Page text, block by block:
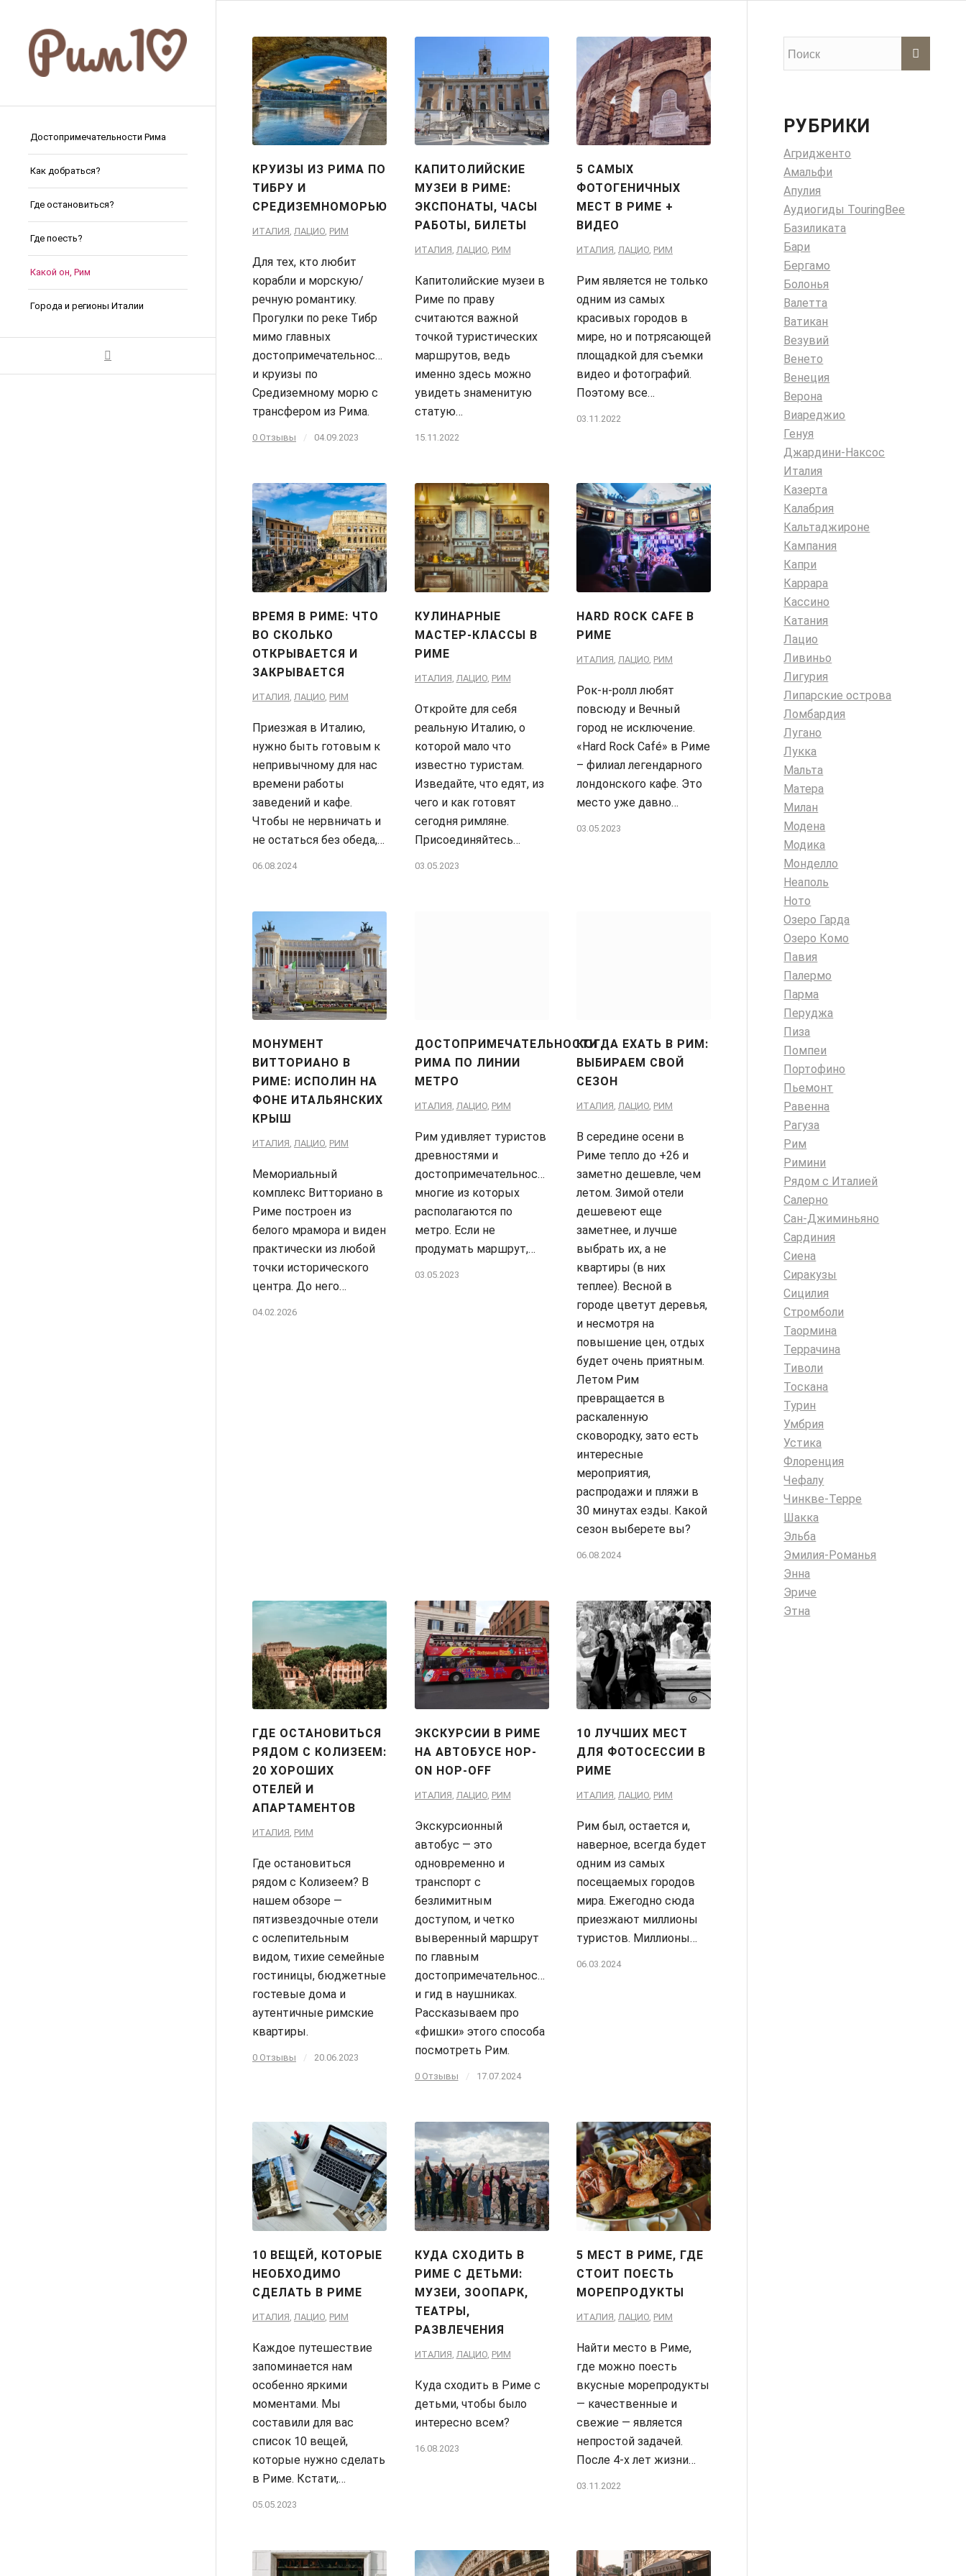
Достопримечательности Рима
Как добраться?
Где остановиться?
Где поесть?
Какой он, Рим
Города и регионы Италии
КРУИЗЫ ИЗ РИМА ПО
ТИБРУ И
СРЕДИЗЕМНОМОРЬЮ
ИТАЛИЯ, ЛАЦИО, РИМ
Для тех, кто любит
корабли и морскую/
речную романтику.
Прогулки по реке Тибр
мимо главных
достопримечательностей
и круизы по
Средиземному морю с
трансфером из Рима.
0 Отзывы / 04.09.2023
КАПИТОЛИЙСКИЕ
МУЗЕИ В РИМЕ:
ЭКСПОНАТЫ, ЧАСЫ
РАБОТЫ, БИЛЕТЫ
ИТАЛИЯ, ЛАЦИО, РИМ
Капитолийские музеи в
Риме по праву
считаются важной
точкой туристических
маршрутов, ведь
именно здесь можно
увидеть знаменитую
статую…
15.11.2022
5 САМЫХ
ФОТОГЕНИЧНЫХ
МЕСТ В РИМЕ +
ВИДЕО
ИТАЛИЯ,ЛАЦИО, РИМ
Рим является не только
одним из самых
красивых городов в
мире, но и потрясающей
площадкой для съемки
видео и фотографий.
Поэтому все…
03.11.2022
ВРЕМЯ В РИМЕ: ЧТО
ВО СКОЛЬКО
ОТКРЫВАЕТСЯ И
ЗАКРЫВАЕТСЯ
ИТАЛИЯ ЛАЦИО РИМ
Приезжая в Италию,
нужно быть готовым к
непривычному для нас
времени работы
заведений и кафе.
Чтобы не нервничать и
не остаться без обеда,…
06.08.2024
КУЛИНАРНЫЕ
МАСТЕР-КЛАССЫ В
РИМЕ
ИТАЛИЯ ЛАЦИО, РИМ
Откройте для себя
реальную Италию, о
которой мало что
известно туристам.
Изведайте, что едят, из
чего и как готовят
сегодня римляне.
Присоединяйтесь…
03.05.2023
HARD ROCK CAFE В
РИМЕ
ИТАЛИЯ ЛАЦИО РИМ
Рок-н-ролл любят
повсюду и Вечный
город не исключение.
«Hard Rock Café» в Риме
– филиал легендарного
лондонского кафе. Это
место уже давно…
03.05.2023
МОНУМЕНТ
ВИТТОРИАНО В
РИМЕ: ИСПОЛИН НА
ФОНЕ ИТАЛЬЯНСКИХ
КРЫШ
ИТАЛИЯ ЛАЦИО РИМ
Мемориальный
комплекс Витториано в
Риме построен из
белого мрамора и виден
практически из любой
точки исторического
центра. До него…
04.02.2026
ДОСТОПРИМЕЧАТЕЛЬНОСТИ
РИМА ПО ЛИНИИ
МЕТРО
ИТАЛИЯ ЛАЦИО, РИМ
Рим удивляет туристов
древностями и
достопримечательностями,
многие из которых
располагаются по
метро. Если не
продумать маршрут,…
03.05.2023
КОГДА ЕХАТЬ В РИМ:
ВЫБИРАЕМ СВОЙ
СЕЗОН
ИТАЛИЯ ЛАЦИО РИМ
В середине осени в
Риме тепло до +26 и
заметно дешевле, чем
летом. Зимой отели
дешевеют еще
заметнее, и лучше
выбрать их, а не
квартиры (в них
теплее). Весной в
городе цветут деревья,
и несмотря на
повышение цен, отдых
будет очень приятным.
Летом Рим
превращается в
раскаленную
сковородку, зато есть
интересные
мероприятия,
распродажи и пляжи в
30 минутах езды. Какой
сезон выберете вы?
06.08.2024
ГДЕ ОСТАНОВИТЬСЯ
РЯДОМ С КОЛИЗЕЕМ:
20 ХОРОШИХ
ОТЕЛЕЙ И
АПАРТАМЕНТОВ
ИТАЛИЯ, РИМ
Где остановиться
рядом с Колизеем? В
нашем обзоре —
пятизвездочные отели
с ослепительным
видом, тихие семейные
гостиницы, бюджетные
гостевые дома и
аутентичные римские
квартиры.
0 Отзывы / 20.06.2023
ЭКСКУРСИИ В РИМЕ
НА АВТОБУСЕ HOP-
ON HOP-OFF
ИТАЛИЯ, ЛАЦИО, РИМ
Экскурсионный
автобус — это
одновременно и
транспорт с
безлимитным
доступом, и четко
выверенный маршрут
по главным
достопримечательностям,
и гид в наушниках.
Рассказываем про
«фишки» этого способа
посмотреть Рим.
0 Отзывы / 17.07.2024
10 ЛУЧШИХ МЕСТ
ДЛЯ ФОТОСЕССИИ В
РИМЕ
ИТАЛИЯ,ЛАЦИО, РИМ
Рим был, остается и,
наверное, всегда будет
одним из самых
посещаемых городов
мира. Ежегодно сюда
приезжают миллионы
туристов. Миллионы…
06.03.2024
10 ВЕЩЕЙ, КОТОРЫЕ
НЕОБХОДИМО
СДЕЛАТЬ В РИМЕ
ИТАЛИЯ ЛАЦИО РИМ
Каждое путешествие
запоминается нам
особенно яркими
моментами. Мы
составили для вас
список 10 вещей,
которые нужно сделать
в Риме. Кстати,…
05.05.2023
КУДА СХОДИТЬ В
РИМЕ С ДЕТЬМИ:
МУЗЕИ, ЗООПАРК,
ТЕАТРЫ,
РАЗВЛЕЧЕНИЯ
ИТАЛИЯ ЛАЦИО, РИМ
Куда сходить в Риме с
детьми, чтобы было
интересно всем?
16.08.2023
5 МЕСТ В РИМЕ, ГДЕ
СТОИТ ПОЕСТЬ
МОРЕПРОДУКТЫ
ИТАЛИЯ ЛАЦИО РИМ
Найти место в Риме,
где можно поесть
вкусные морепродукты
— качественные и
свежие — является
непростой задачей.
После 4-х лет жизни…
03.11.2022
РУБРИКИ
Агридженто
Амальфи
Апулия
Аудиогиды TouringBee
Базиликата
Бари
Бергамо
Болонья
Валетта
Ватикан
Везувий
Венето
Венеция
Верона
Виареджио
Генуя
Джардини-Наксос
Италия
Казерта
Калабрия
Кальтаджироне
Кампания
Капри
Каррара
Кассино
Катания
Лацио
Ливиньо
Лигурия
Липарские острова
Ломбардия
Лугано
Лукка
Мальта
Матера
Милан
Модена
Модика
Монделло
Неаполь
Ното
Озеро Гарда
Озеро Комо
Павия
Палермо
Парма
Перуджа
Пиза
Помпеи
Портофино
Пьемонт
Равенна
Рагуза
Рим
Римини
Рядом с Италией
Салерно
Сан-Джиминьяно
Сардиния
Сиена
Сиракузы
Сицилия
Стромболи
Таормина
Террачина
Тиволи
Тоскана
Турин
Умбрия
Устика
Флоренция
Чефалу
Чинкве-Терре
Шакка
Эльба
Эмилия-Романья
Энна
Эриче
Этна